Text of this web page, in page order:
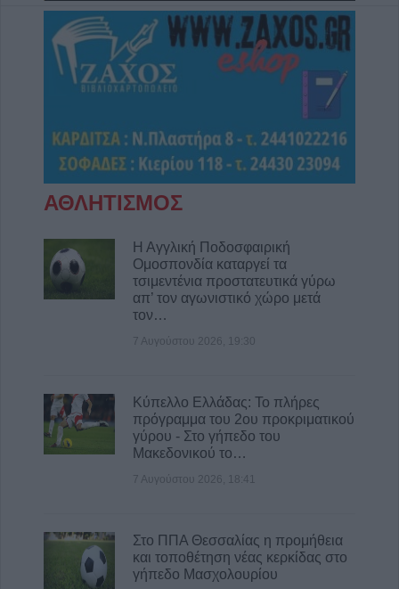
ΑΘΛΗΤΙΣΜΟΣ
Η Αγγλική Ποδοσφαιρική
Ομοσπονδία καταργεί τα
τσιμεντένια προστατευτικά γύρω
απ’ τον αγωνιστικό χώρο μετά
τον…
7 Αυγούστου 2026, 19:30
Κύπελλο Ελλάδας: Το πλήρες
πρόγραμμα του 2ου προκριματικού
γύρου - Στο γήπεδο του
Μακεδονικού το…
7 Αυγούστου 2026, 18:41
Στο ΠΠΑ Θεσσαλίας η προμήθεια
και τοποθέτηση νέας κερκίδας στο
γήπεδο Μασχολουρίου